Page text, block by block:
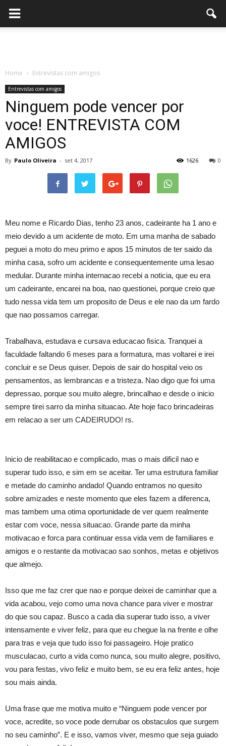
Home Entrevistas com amigos
Entrevistas com amigos
Ninguem pode vencer por
voce! ENTREVISTA COM
AMIGOS
By Paulo Oliveira - set 4, 2017 0
1626
Meu nome e Ricardo Dias, tenho 23 anos, cadeirante ha 1 ano e
meio devido a um acidente de moto. Em uma manha de sabado
peguei a moto do meu primo e apos 15 minutos de ter saido da
minha casa, sofro um acidente e consequentemente uma lesao
medular. Durante minha internacao recebi a noticia, que eu era
um cadeirante, encarei na boa, nao questionei, porque creio que
tudo nessa vida tem um proposito de Deus e ele nao da um fardo
que nao possamos carregar.
Trabalhava, estudava e cursava educacao fisica. Tranquei a
faculdade faltando 6 meses para a formatura, mas voltarei e irei
concluir e se Deus quiser. Depois de sair do hospital veio os
pensamentos, as lembrancas e a tristeza. Nao digo que foi uma
depressao, porque sou muito alegre, brincalhao e desde o inicio
sempre tirei sarro da minha situacao. Ate hoje faco brincadeiras
em relacao a ser um CADEIRUDO! rs.
Inicio de reabilitacao e complicado, mas o mais dificil nao e
superar tudo isso, e sim em se aceitar. Ter uma estrutura familiar
e metade do caminho andado! Quando entramos no quesito
sobre amizades e neste momento que eles fazem a diferenca,
mas tambem uma otima oportunidade de ver quem realmente
estar com voce, nessa situacao. Grande parte da minha
motivacao e forca para continuar essa vida vem de familiares e
amigos e o restante da motivacao sao sonhos, metas e objetivos
que almejo.
Isso que me faz crer que nao e porque deixei de caminhar que a
vida acabou, vejo como uma nova chance para viver e mostrar
do que sou capaz. Busco a cada dia superar tudo isso, a viver
intensamente e viver feliz, para que eu chegue la na frente e olhe
para tras e veja que tudo isso foi passageiro. Hoje pratico
musculacao, curto a vida como nunca, sou muito alegre, positivo,
vou para festas, vivo feliz e muito bem, se eu era feliz antes, hoje
sou mais ainda.
Uma frase que me motiva muito e “Ninguem pode vencer por
voce, acredite, so voce pode derrubar os obstaculos que surgem
no seu caminho”. E e isso, vamos viver, mesmo que seja guiado